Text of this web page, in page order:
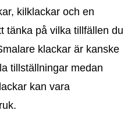
kilklackar och en
tänka på vilka tillfällen du
klackar är kanske
tillställningar medan
kan vara